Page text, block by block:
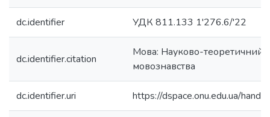
dc.identifier УДК 811.133 1'276.6/'22
dc.identifier.citation
Мова: Науково-теоретичний
мовознавства
dc.identifier.uri https://dspace.onu.edu.ua/